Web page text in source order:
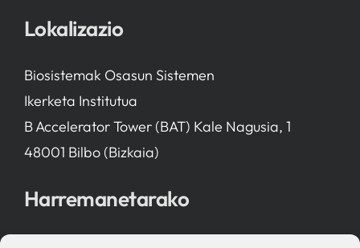
Lokalizazio
Biosistemak Osasun Sistemen
Ikerketa Institutua
B Accelerator Tower (BAT) Kale Nagusia, 1
48001 Bilbo (Bizkaia)
Harremanetarako